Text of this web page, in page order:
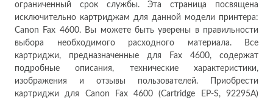
ограниченный срок службы. Эта страница посвящена
исключительно картриджам для данной модели принтера:
Canon Fax 4600. Вы можете быть уверены в правильности
выбора необходимого расходного материала. Все
картриджи, предназначенные для Fax 4600, содержат
подробные описания, технические характеристики,
изображения и отзывы пользователей. Приобрести
картриджи для Canon Fax 4600 (Cartridge EP-S, 92295A)